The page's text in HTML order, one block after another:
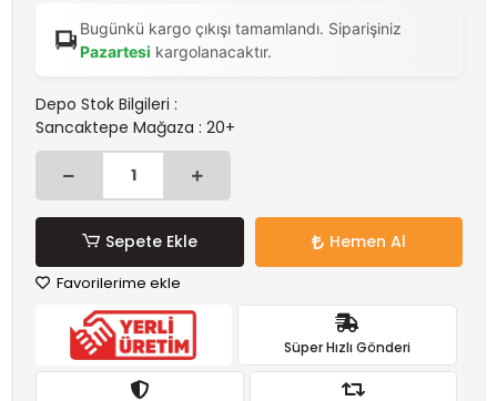
Bugünkü kargo çıkışı tamamlandı. Siparişiniz
Pazartesi kargolanacaktır.
Depo Stok Bilgileri :
Sancaktepe Mağaza : 20+
Sepete Ekle Hemen Al
Favorilerime ekle
Süper Hızlı Gönderi